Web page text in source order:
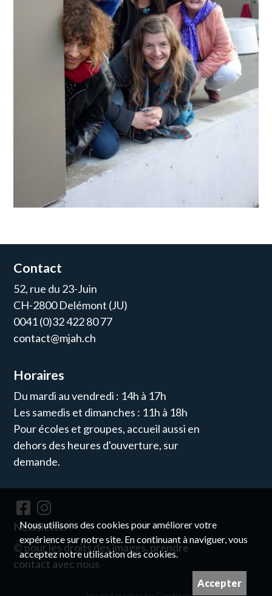
Contact
52, rue du 23-Juin
CH-2800 Delémont (JU)
0041 (0)32 422 80 77
contact@mjah.ch
Horaires
Du mardi au vendredi : 14h à 17h
Les samedis et dimanches : 11h à 18h
Pour écoles et groupes, accueil aussi en
dehors des heures d'ouverture, sur
demande.
Newsletter
© pour les droits des images, prendre
contact avec nous
Nous utilisons des cookies pour améliorer votre
expérience sur notre site. En continuant à naviguer, vous
acceptez notre utilisation des cookies.
Accepter